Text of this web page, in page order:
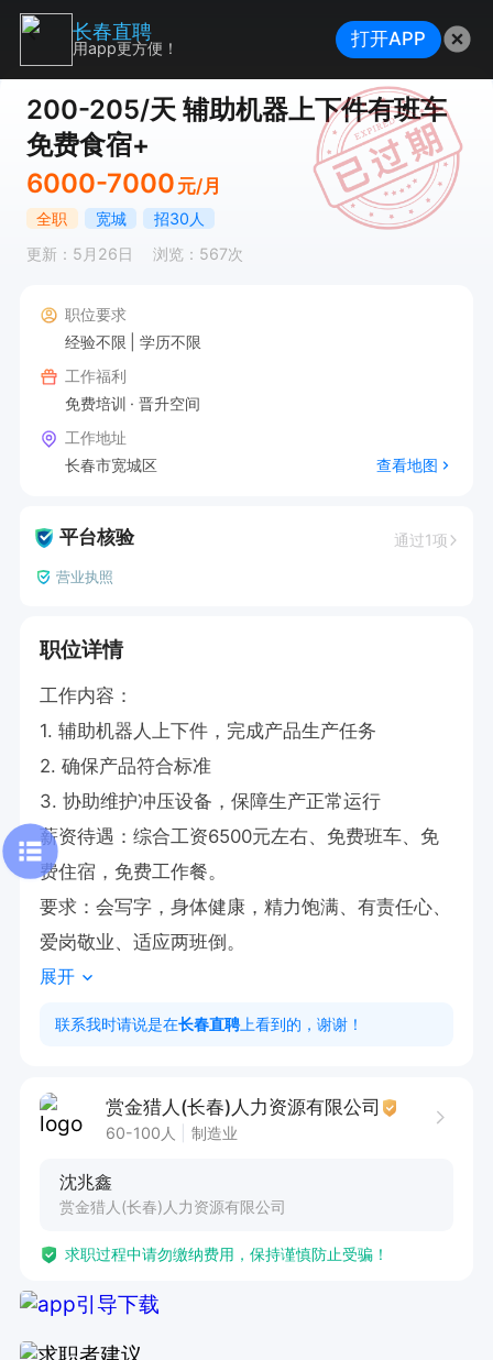
200-205/天 辅助机器上下件有班车
免费食宿+
6000-7000 元/月
全职 宽城
招30人
更新：5月26日
浏览：567次
职位要求
经验不限
学历不限
工作福利
免费培训
晋升空间
工作地址
长春市宽城区
查看地图
平台核验 通过1项
营业执照
职位详情
工作内容：
1. 辅助机器人上下件，完成产品生产任务
2. 确保产品符合标准
3. 协助维护冲压设备，保障生产正常运行
薪资待遇：综合工资6500元左右、免费班车、免
费住宿，免费工作餐。
要求：会写字，身体健康，精力饱满、有责任心、
爱岗敬业、适应两班倒。
展开
联系我时请说是在长春直聘 上看到的，谢谢！
赏金猎人(长春)人力资源有限公司
60-100人 制造业
沈兆鑫
赏金猎人(长春)人力资源有限公司
求职过程中请勿缴纳费用，保持谨慎防止受骗！
长春直聘
用app更方便！ 打开APP